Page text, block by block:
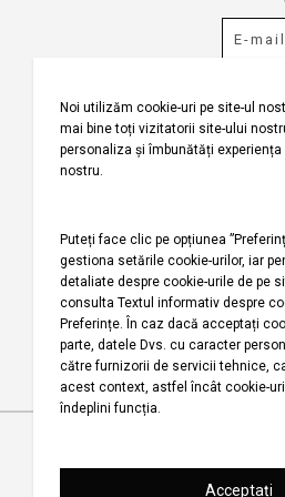
Prin abonarea la buletinul nostru
angajăm să vă protejăm
actualizări despre produsele și
dezabona de la aceste
Companie
utilizarea
modulelor de
tip cookie
Termeni și
condiții
pentru
campania
Regulament
promoțională
Urmărirea comenzii
fără înregistrare
Politica de
confidențialitate
Termeni şi condiții
Harta site-ului
Magazinele noastre
Drepturi de autor 2001-2026
Selecteaza